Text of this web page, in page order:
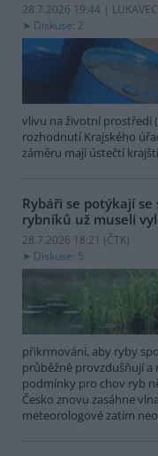
28.7.2026 19:44 |
Diskuse: 2
vlivu na životní prostředí
rozhodnutí Krajského
záměru mají ústečtí
Rybáři se potýkají
rybníků už museli
28.7.2026 18:21 (ČTK)
Diskuse: 5
přikrmování, aby ryby
průběžně provzdušňují a
podmínky pro chov ryb
Česko znovu zasáhne
meteorologové zatím